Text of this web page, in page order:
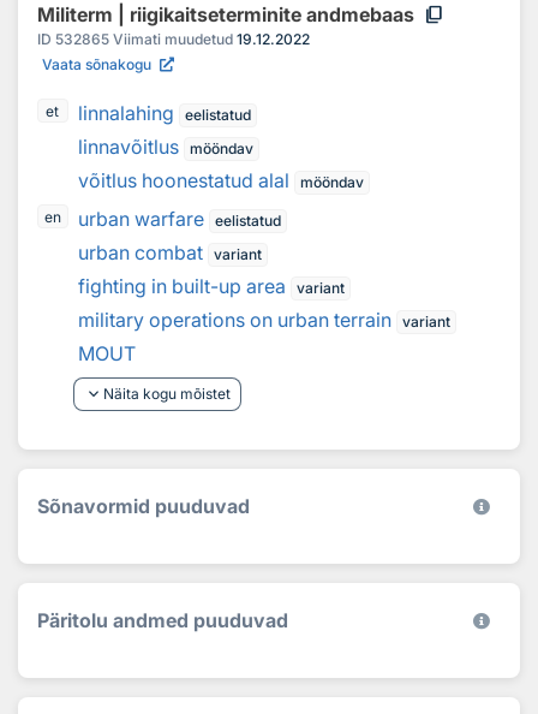
Militerm | riigikaitseterminite andmebaas content_copy
ID 532865 Viimati muudetud 19.12.2022
Vaata sõnakogu
et linnalahing eelistatud
linnavõitlus mööndav
võitlus hoonestatud alal
mööndav
en
urban warfare eelistatud
urban combat variant
fighting in built-up area variant
military operations on urban terrain variant
MOUT
keyboard_arrow_down Näita kogu mõistet
Sõnavormid puuduvad
Päritolu andmed puuduvad